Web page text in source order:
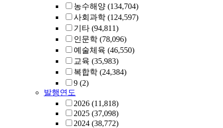
농수해양 (134,704)
사회과학 (124,597)
기타 (94,811)
인문학 (78,096)
예술체육 (46,550)
교육 (35,983)
복합학 (24,384)
9 (2)
발행연도
2026 (11,818)
2025 (37,098)
2024 (38,772)